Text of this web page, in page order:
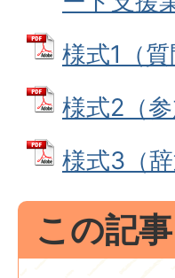
様式1（
様式2（
様式3（
この記